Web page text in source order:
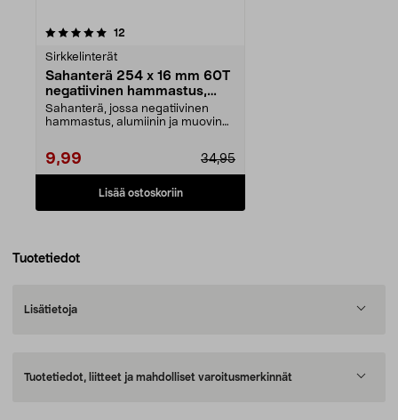
12
Sirkkelinterät
Sahanterä 254 x 16 mm 60T
negatiivinen hammastus,
Cocraft
Sahanterä, jossa negatiivinen
hammastus, alumiinin ja muovin
34,95
9,99
Lisää ostoskoriin
Tuotetiedot
Lisätietoja
Tuotetiedot, liitteet ja mahdolliset varoitusmerkinnät